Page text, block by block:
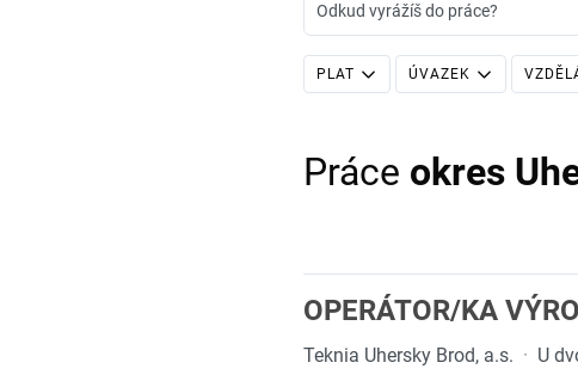
Odkud vyrážíš do práce?
PLAT ÚVAZEK
Práce okres
OPERÁTOR/KA
Teknia Uhersky Brod, a.s. · U